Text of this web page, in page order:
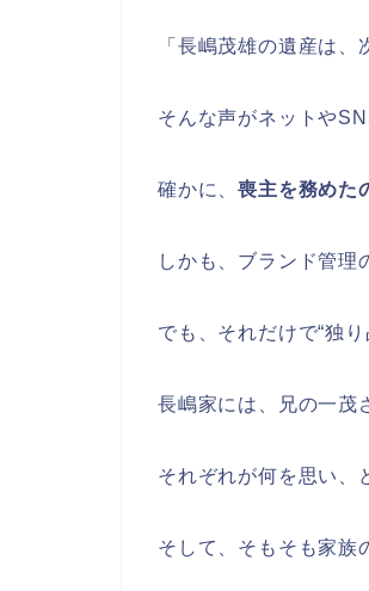
「長嶋茂雄の遺産は、
そんな声がネットや
確かに、喪主を務めた
しかも、ブランド管理
でも、それだけで“独
長嶋家には、兄の一茂
それぞれが何を思い、
そして、そもそも家族